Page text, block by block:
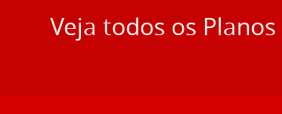
Veja todos os Planos